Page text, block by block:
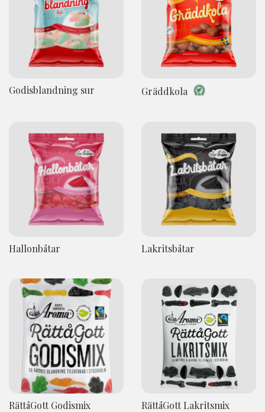
Godisblandning sur Gräddkola
Hallonbåtar Lakritsbåtar
RättåGott Godismix RättåGott Lakritsmix